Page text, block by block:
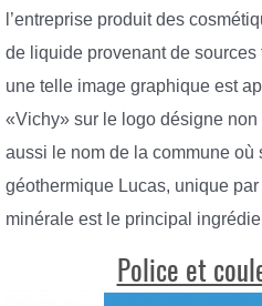
l’entreprise produit des
de liquide provenant de
une telle image graphique est
«Vichy» sur le logo désigne
aussi le nom de la commune où
géothermique Lucas, unique
minérale est le principal
Police et